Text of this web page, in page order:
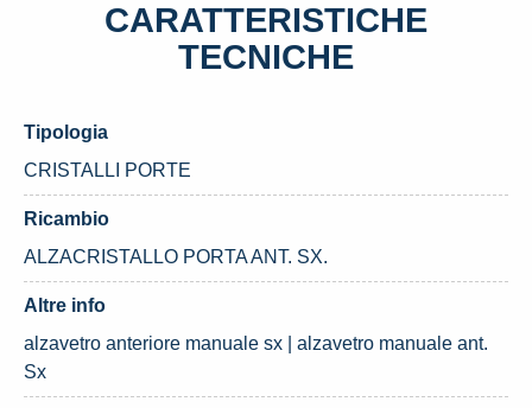
CARATTERISTICHE
TECNICHE
Tipologia
CRISTALLI PORTE
Ricambio
ALZACRISTALLO PORTA ANT. SX.
Altre info
alzavetro anteriore manuale sx | alzavetro manuale ant.
Sx